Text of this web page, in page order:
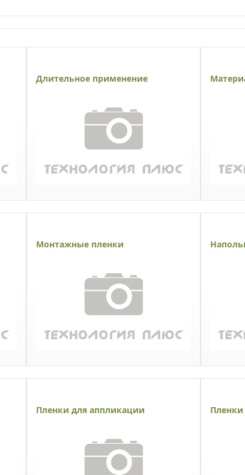
Длительное применение
Монтажные пленки
Пленки для аппликации Пленки